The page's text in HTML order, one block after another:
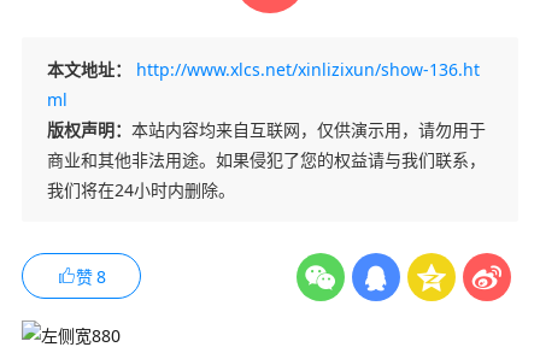
本文地址：
http://www.xlcs.net/xinlizixun/show-136.ht
ml
版权声明： 本站内容均来自互联网，仅供演示用，请勿用于
商业和其他非法用途。如果侵犯了您的权益请与我们联系，
我们将在24小时内删除。
赞8